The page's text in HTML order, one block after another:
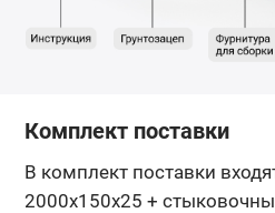
Комплект поставки
В комплект поставки
2000х150х25 +